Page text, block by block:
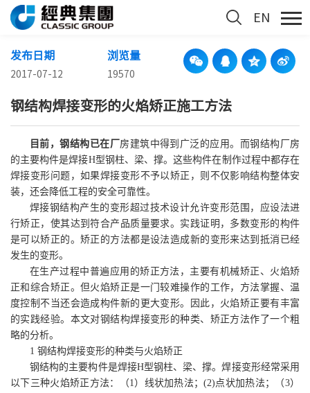
EN
发布日期
2017-07-12
浏览量
19570
钢结构焊接变形的火焰矫正施工方法
目前，钢结构已在厂 房建筑中得到广泛的应用。而钢结构厂房
的主要构件是焊接H型钢柱、梁、撑。这些构件在制作过程中都存在
焊接变形问题，如果焊接变形不予以矫正，则不仅影响结构整体安
装，还会降低工程的安全可靠性。
焊接钢结构产生的变形超过技术设计允许变形范围，应设法进
行矫正，使其达到符合产品质量要求。实践证明，多数变形的构件
是可以矫正的。矫正的方法都是设法造成新的变形来达到抵消已经
发生的变形。
在生产过程中普遍应用的矫正方法，主要有机械矫正、火焰矫
正和综合矫正。但火焰矫正是一门较难操作的工作，方法掌握、温
度控制不当还会造成构件新的更大变形。因此，火焰矫正要有丰富
的实践经验。本文对钢结构焊接变形的种类、矫正方法作了一个粗
略的分析。
1 钢结构焊接变形的种类与火焰矫正
钢结构的主要构件是焊接H型钢柱、梁、撑。焊接变形经常采用
以下三种火焰矫正方法：（1）线状加热法；(2)点状加热法；（3）